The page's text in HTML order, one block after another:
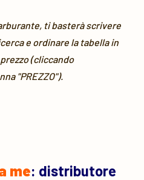
ti basterà scrivere
e ordinare la tabella in
(cliccando
"PREZZO").
me: distributore